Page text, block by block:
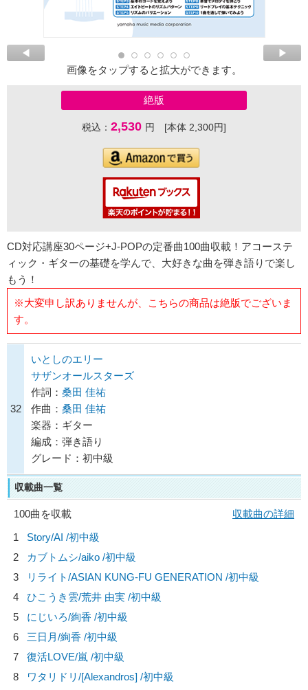
画像をタップすると拡大ができます。
絶版
税込： 2,530 円 [本体 2,300円]
CD対応講座30ページ+J-POPの定番曲100曲収載！アコーステ
ィック・ギターの基礎を学んで、大好きな曲を弾き語りで楽し
もう！
※大変申し訳ありませんが、こちらの商品は絶版でございま
す。
32
いとしのエリー
サザンオールスターズ
作詞： 桑田 佳祐
作曲： 桑田 佳祐
楽器：ギター
編成：弾き語り
グレード：初中級
収載曲一覧
100曲を収載
収載曲の詳細
1
Story/AI /初中級
2
カブトムシ/aiko /初中級
3
リライト/ASIAN KUNG-FU GENERATION /初中級
4
ひこうき雲/荒井 由実 /初中級
5
にじいろ/絢香 /初中級
6
三日月/絢香 /初中級
7
復活LOVE/嵐 /初中級
8
ワタリドリ/[Alexandros] /初中級